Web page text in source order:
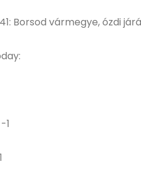
Borsod vármegye, ózdi
1